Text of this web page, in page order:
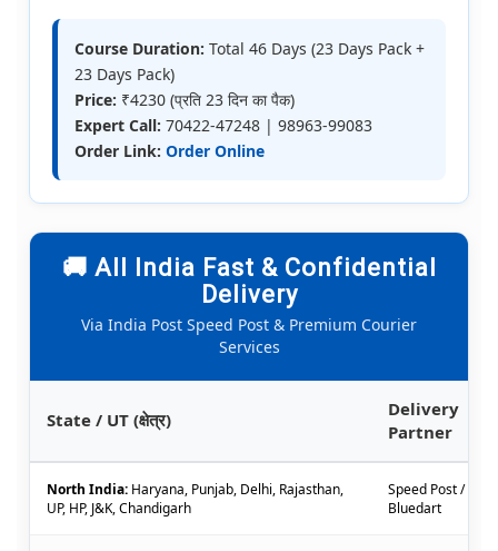
Course Duration: Total 46 Days (23 Days Pack +
23 Days Pack)
Price: ₹4230 (प्रति 23 दिन का पैक)
Expert Call: 70422-47248 | 98963-99083
Order Link: Order Online
🚚 All India Fast & Confidential
Delivery
Via India Post Speed Post & Premium Courier
Services
State / UT (क्षेत्र)
Delivery
Partner
North India: Haryana, Punjab, Delhi, Rajasthan,
UP, HP, J&K, Chandigarh
Speed Post /
Bluedart